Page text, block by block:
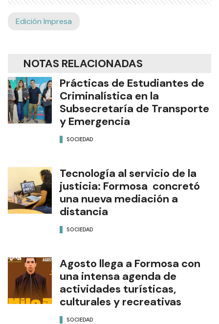
Edición Impresa
NOTAS RELACIONADAS
Prácticas de Estudiantes de
Criminalística en la
Subsecretaría de Transporte
y Emergencia
SOCIEDAD
Tecnología al servicio de la
justicia: Formosa concretó
una nueva mediación a
distancia
SOCIEDAD
Agosto llega a Formosa con
una intensa agenda de
actividades turísticas,
culturales y recreativas
SOCIEDAD